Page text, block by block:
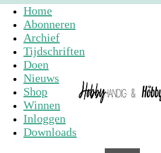
Home
Abonneren
Archief
Tijdschriften
Doen
Nieuws
Shop
Winnen
Inloggen
Downloads